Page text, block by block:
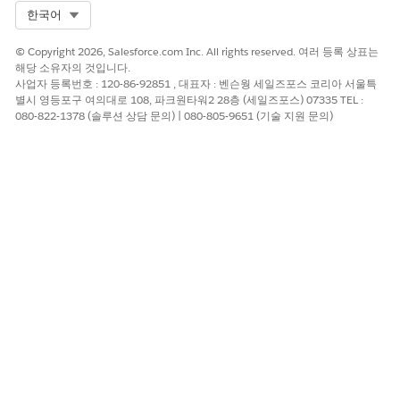
한국어
© Copyright 2026, Salesforce.com Inc. All rights reserved. 여러 등록 상표는
해당 소유자의 것입니다.
사업자 등록번호 : 120-86-92851 , 대표자 : 벤슨웡 세일즈포스 코리아 서울특
별시 영등포구 여의대로 108, 파크원타워2 28층 (세일즈포스) 07335 TEL :
080-822-1378 (솔루션 상담 문의) | 080-805-9651 (기술 지원 문의)